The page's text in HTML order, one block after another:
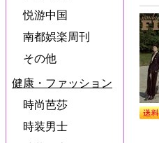
悦游中国
南都娯楽周刊
その他
健康・ファッション
時尚芭莎
時装男士